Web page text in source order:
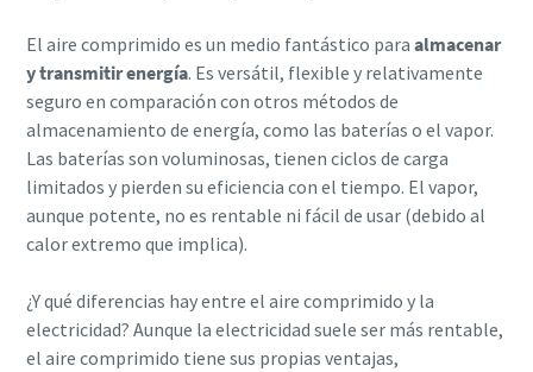
El aire comprimido es un medio fantástico para almacenar
y transmitir energía. Es versátil, flexible y relativamente
seguro en comparación con otros métodos de
almacenamiento de energía, como las baterías o el vapor.
Las baterías son voluminosas, tienen ciclos de carga
limitados y pierden su eficiencia con el tiempo. El vapor,
aunque potente, no es rentable ni fácil de usar (debido al
calor extremo que implica).
¿Y qué diferencias hay entre el aire comprimido y la
electricidad? Aunque la electricidad suele ser más rentable,
el aire comprimido tiene sus propias ventajas,